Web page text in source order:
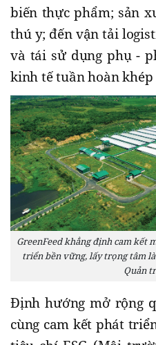
biến thực phẩm; sản
thú y; đến vận tải
và tái sử dụng phụ -
kinh tế tuần hoàn
GreenFeed khẳng định cam kết
triển bền vững, lấy trọng tâm
Quản
Định hướng mở rộng
cùng cam kết phát